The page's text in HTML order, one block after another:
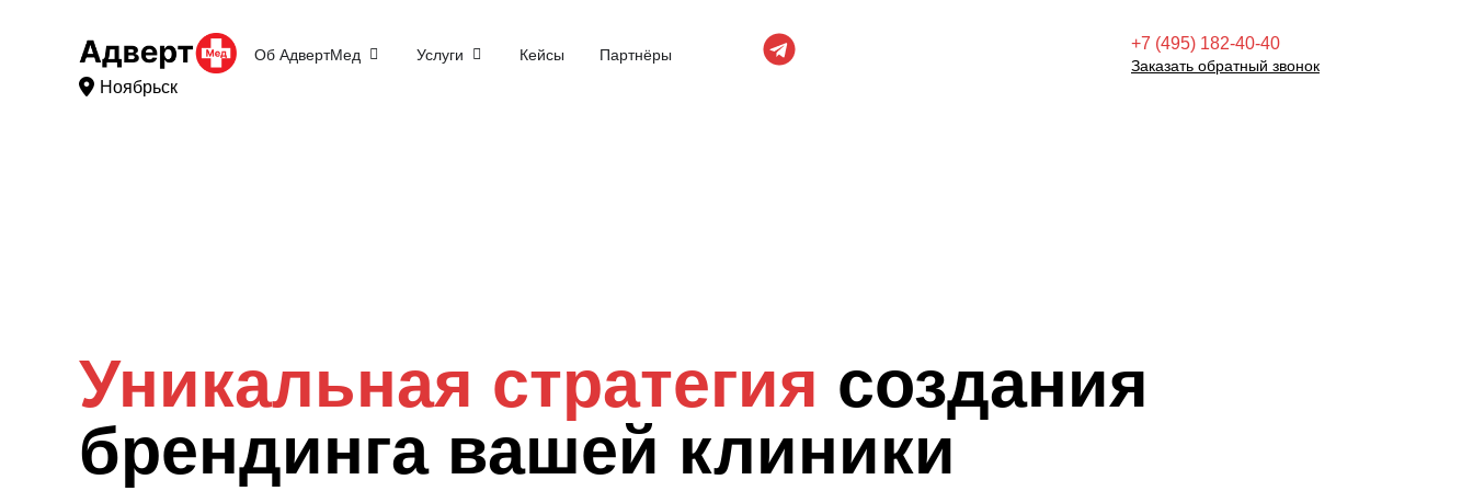
Об АдвертМед Услуги Кейсы Партнёры
+7 (495) 182-40-40
Заказать обратный звонок
Ноябрьск
Уникальная стратегия создания
брендинга вашей клиники